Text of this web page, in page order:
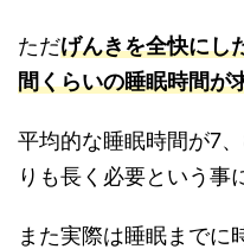
ただげんきを全快にし
間くらいの睡眠時間が
平均的な睡眠時間が7
りも長く必要という事
また実際は睡眠までに